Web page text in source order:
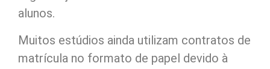
alunos.
Muitos estúdios ainda utilizam contratos de
matrícula no formato de papel devido à